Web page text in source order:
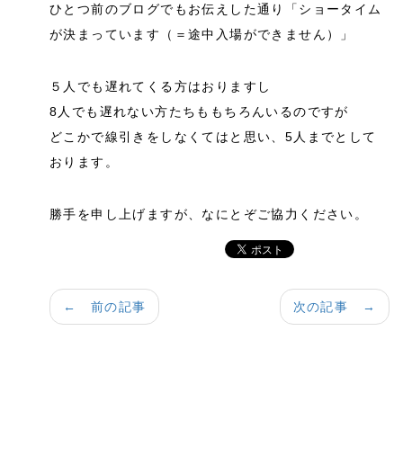
ひとつ前のブログでもお伝えした通り「ショータイム
が決まっています（＝途中入場ができません）」
５人でも遅れてくる方はおりますし
8人でも遅れない方たちももちろんいるのですが
どこかで線引きをしなくてはと思い、5人までとして
おります。
勝手を申し上げますが、なにとぞご協力ください。
次の記事 →
← 前の記事